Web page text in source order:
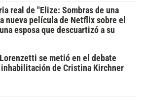
real de "Elize: Sombras de una
nueva película de Netflix sobre el
esposa que descuartizó a su
se metió en el debate
de Cristina Kirchner